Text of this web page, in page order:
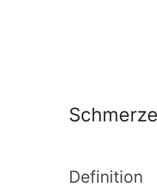
Definition